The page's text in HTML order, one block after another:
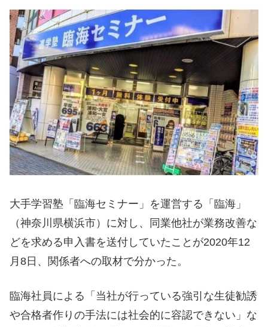
大手学習塾「臨海セミナー」を運営する「臨海」
（神奈川県横浜市）に対し、同業他社が業務改善な
どを求める申入書を送付していたことが2020年12
月8日、関係者への取材で分かった。
臨海社員による「当社が行っている強引な生徒勧誘
や合格者作りの手法には社会的に容認できない」な